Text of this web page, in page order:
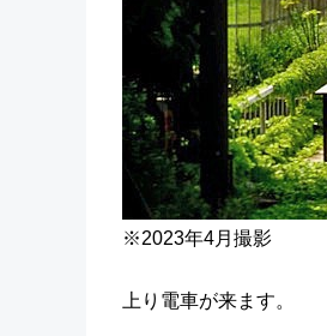
※2023年4月撮影
上り電車が来ます。